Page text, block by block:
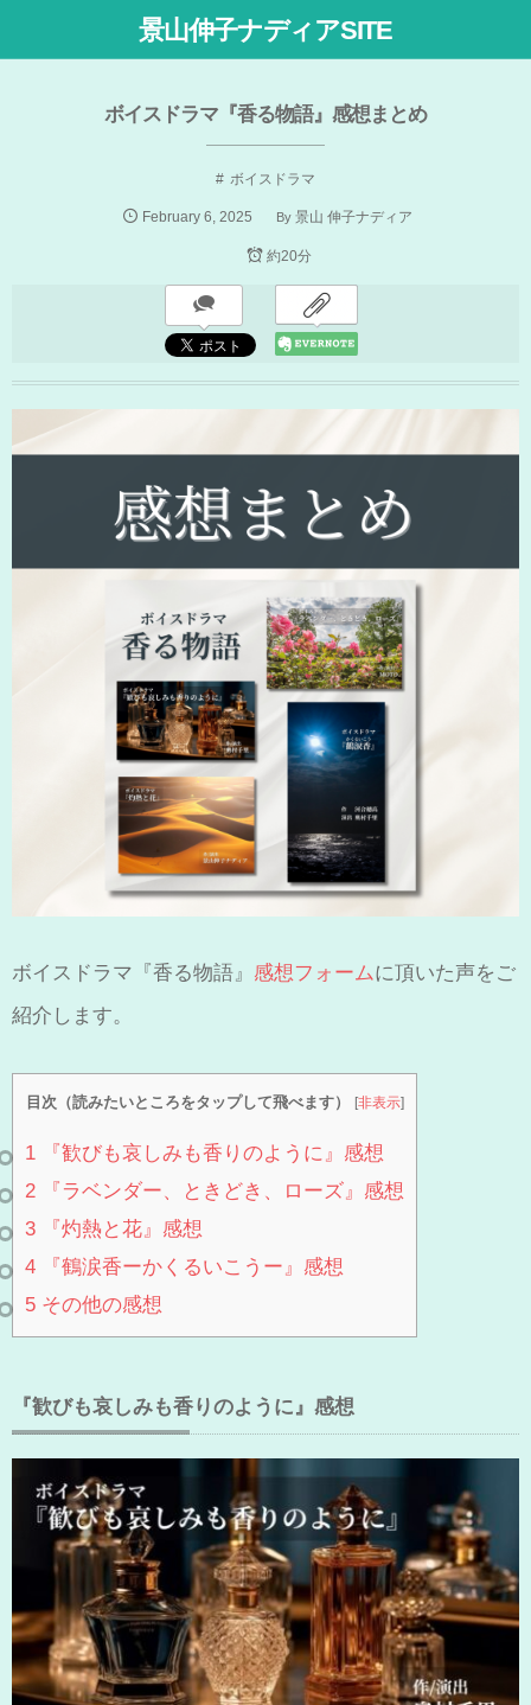
景山伸子ナディアSITE
ボイスドラマ『香る物語』感想まとめ
ボイスドラマ
February 6 2025 By 景山 伸子ナディア
約20分
ボイスドラマ『香る物語』 感想フォームに頂いた声をご
紹介します。
目次（読みたいところをタップして飛べます） [非表示]
1 『歓びも哀しみも香りのように』感想
2 『ラベンダー、ときどき、ローズ』感想
3 『灼熱と花』感想
4 『鶴涙香ーかくるいこうー』感想
5 その他の感想
『歓びも哀しみも香りのように』感想